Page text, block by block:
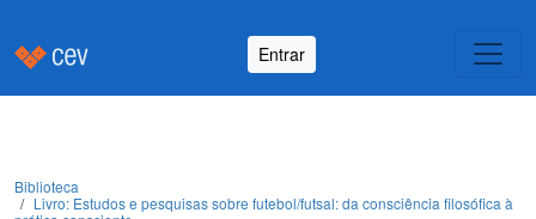
Entrar
Biblioteca
Livro: Estudos e pesquisas sobre futebol/futsal: da consciência filosófica à